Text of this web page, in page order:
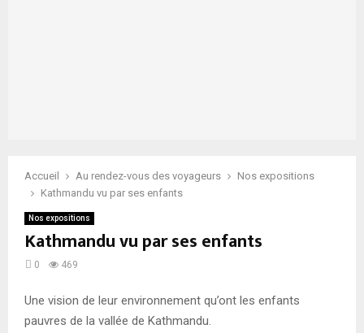
Accueil Au rendez-vous des voyageurs
Nos expositions
Kathmandu vu par ses enfants
Nos expositions
Kathmandu vu par ses enfants
0 469
Une vision de leur environnement qu’ont les enfants
pauvres de la vallée de Kathmandu.